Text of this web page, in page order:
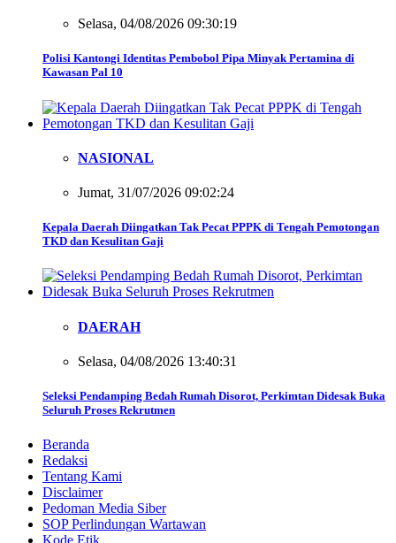
Selasa, 04/08/2026 09:30:19
Polisi Kantongi Identitas Pembobol Pipa Minyak Pertamina di
Kawasan Pal 10
NASIONAL
Jumat, 31/07/2026 09:02:24
Kepala Daerah Diingatkan Tak Pecat PPPK di Tengah Pemotongan
TKD dan Kesulitan Gaji
DAERAH
Selasa, 04/08/2026 13:40:31
Seleksi Pendamping Bedah Rumah Disorot, Perkimtan Didesak Buka
Seluruh Proses Rekrutmen
Beranda
Redaksi
Tentang Kami
Disclaimer
Pedoman Media Siber
SOP Perlindungan Wartawan